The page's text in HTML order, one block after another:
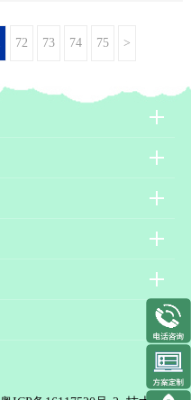
72 73 74 75 >